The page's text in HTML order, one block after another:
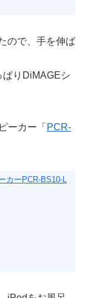
ので、手を伸ば
ぱりDiMAGEシ
ーカー「 PCR-
カーPCR-BS10-L